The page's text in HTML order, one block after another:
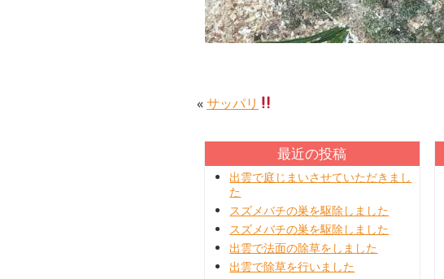
«サッパリ
最近の投稿
出雲で庭じまいさせていただきまし
た
スズメバチの巣を駆除しました
スズメバチの巣を駆除しました
出雲で法面の除草をしました
出雲で除草を行いました